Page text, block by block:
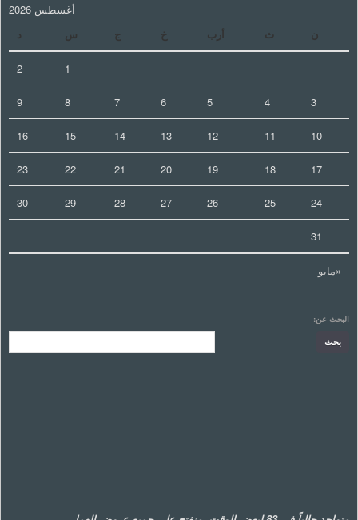
أغسطس 2026
ن
ث أرب خ ج س د
«مايو
1
2
3
4
5
6
7
8
9
10
11
12
13
14
15
16
17
18
19
20
21
22
23
24
25
26
27
28
29
30
31
البحث عن: